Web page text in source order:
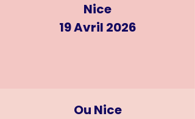
Nice
19 Avril 2026
Ou Nice